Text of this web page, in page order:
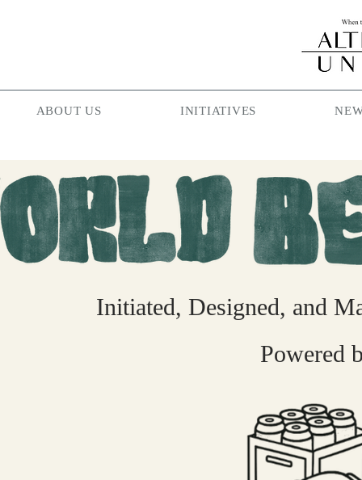
ABOUT US INITIATIVES
Initiated, Designed, and
Powered